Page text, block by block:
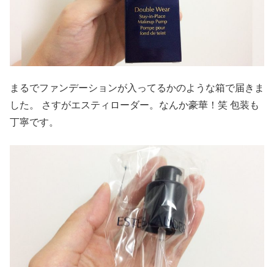
まるでファンデーションが入ってるかのような箱で届きま
した。 さすがエスティローダー。なんか豪華！笑 包装も
丁寧です。